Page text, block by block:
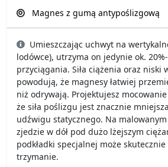
Magnes z gumą antypoślizgową
Umieszczając uchwyt na
lodówce), utrzyma on jedynie ok.
przyciągania. Siła ciążenia oraz niski
powodują, że magnesy łatwiej
niż odrywają. Projektujesz
że siła poślizgu jest znacznie
udźwigu statycznego. Na
zjedzie w dół pod dużo lżejszym
podkładki specjalnej może skutecznie
trzymanie.